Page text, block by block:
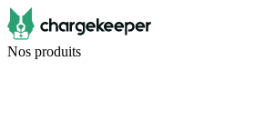
Nos produits